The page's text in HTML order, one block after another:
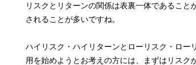
リスクとリターンの関係は表裏一体であるこ
されることが多いですね。
ハイリスク・ハイリターンとローリスク・ロー
用を始めようとお考えの方には、まずはリスク